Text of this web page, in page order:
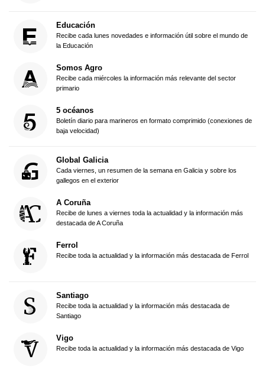
Educación
Recibe cada lunes novedades e información útil sobre el mundo de
la Educación
Somos Agro
Recibe cada miércoles la información más relevante del sector
primario
5 océanos
Boletín diario para marineros en formato comprimido (conexiones de
baja velocidad)
Global Galicia
Cada viernes, un resumen de la semana en Galicia y sobre los
gallegos en el exterior
A Coruña
Recibe de lunes a viernes toda la actualidad y la información más
destacada de A Coruña
Ferrol
Recibe toda la actualidad y la información más destacada de Ferrol
Santiago
Recibe toda la actualidad y la información más destacada de
Santiago
Vigo
Recibe toda la actualidad y la información más destacada de Vigo